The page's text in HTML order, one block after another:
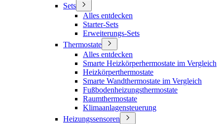
Sets
Alles entdecken
Starter-Sets
Erweiterungs-Sets
Thermostate
Alles entdecken
Smarte Heizkörperhermostate im Vergleich
Heizkörperthermostate
Smarte Wandthermostate im Vergleich
Fußbodenheizungsthermostate
Raumthermostate
Klimaanlagensteuerung
Heizungssensoren